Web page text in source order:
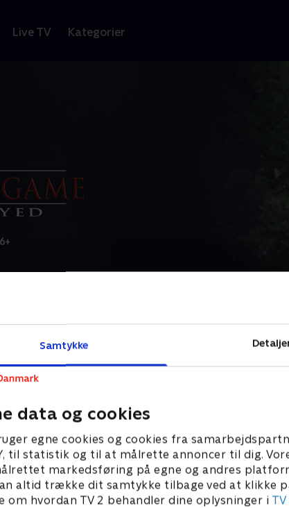
Samtykke
data og cookies
egne cookies og cookies fra
til statistik og til at målrette annoncer til dig.
markedsføring på egne og andres
altid trække dit samtykke tilbage ved at klikke
om hvordan TV 2 behandler dine oplysninger i
Live TV Kategorier
6+
Francis Ouimets
bedste golfspiller, Harry Vardon.
vinder U.S. Open.